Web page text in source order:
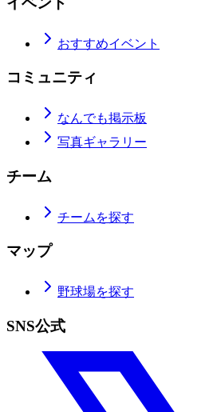
おすすめイベント
コミュニティ
なんでも掲示板
写真ギャラリー
チーム
チームを探す
マップ
野球場を探す
SNS公式